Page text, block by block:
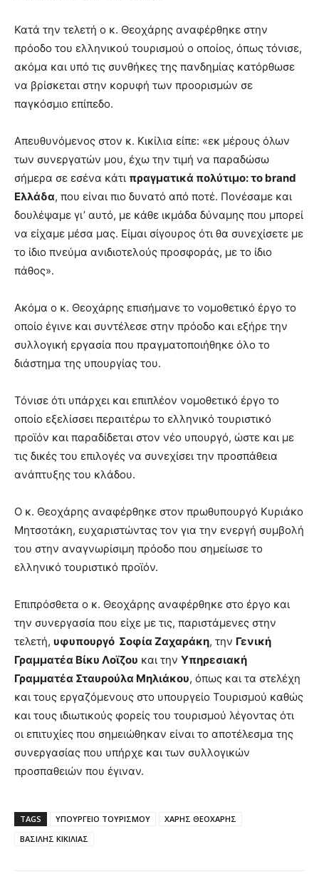
Κατά την τελετή ο κ. Θεοχάρης αναφέρθηκε στην
πρόοδο του ελληνικού τουρισμού ο οποίος, όπως τόνισε,
ακόμα και υπό τις συνθήκες της πανδημίας κατόρθωσε
να βρίσκεται στην κορυφή των προορισμών σε
παγκόσμιο επίπεδο.
Απευθυνόμενος στον κ. Κικίλια είπε: «εκ μέρους όλων
των συνεργατών μου, έχω την τιμή να παραδώσω
σήμερα σε εσένα κάτι πραγματικά πολύτιμο: το brand
Ελλάδα, που είναι πιο δυνατό από ποτέ. Πονέσαμε και
δουλέψαμε γι’ αυτό, με κάθε ικμάδα δύναμης που μπορεί
να είχαμε μέσα μας. Είμαι σίγουρος ότι θα συνεχίσετε με
το ίδιο πνεύμα ανιδιοτελούς προσφοράς, με το ίδιο
πάθος».
Ακόμα ο κ. Θεοχάρης επισήμανε το νομοθετικό έργο το
οποίο έγινε και συντέλεσε στην πρόοδο και εξήρε την
συλλογική εργασία που πραγματοποιήθηκε όλο το
διάστημα της υπουργίας του.
Τόνισε ότι υπάρχει και επιπλέον νομοθετικό έργο το
οποίο εξελίσσει περαιτέρω το ελληνικό τουριστικό
προϊόν και παραδίδεται στον νέο υπουργό, ώστε και με
τις δικές του επιλογές να συνεχίσει την προσπάθεια
ανάπτυξης του κλάδου.
Ο κ. Θεοχάρης αναφέρθηκε στον πρωθυπουργό Κυριάκο
Μητσοτάκη, ευχαριστώντας τον για την ενεργή συμβολή
του στην αναγνωρίσιμη πρόοδο που σημείωσε το
ελληνικό τουριστικό προϊόν.
Επιπρόσθετα ο κ. Θεοχάρης αναφέρθηκε στο έργο και
την συνεργασία που είχε με τις, παριστάμενες στην
τελετή, υφυπουργό Σοφία Ζαχαράκη, την Γενική
Γραμματέα Βίκυ Λοϊζου και την Υπηρεσιακή
Γραμματέα Σταυρούλα Μηλιάκου, όπως και τα στελέχη
και τους εργαζόμενους στο υπουργείο Τουρισμού καθώς
και τους ιδιωτικούς φορείς του τουρισμού λέγοντας ότι
οι επιτυχίες που σημειώθηκαν είναι το αποτέλεσμα της
συνεργασίας που υπήρχε και των συλλογικών
προσπαθειών που έγιναν.
TAGS ΥΠΟΥΡΓΕΙΟ ΤΟΥΡΙΣΜΟΥ
ΧΑΡΗΣ ΘΕΟΧΑΡΗΣ
ΒΑΣΙΛΗΣ ΚΙΚΙΛΙΑΣ